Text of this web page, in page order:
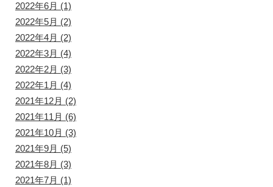
2022年6月 (1)
2022年5月 (2)
2022年4月 (2)
2022年3月 (4)
2022年2月 (3)
2022年1月 (4)
2021年12月 (2)
2021年11月 (6)
2021年10月 (3)
2021年9月 (5)
2021年8月 (3)
2021年7月 (1)